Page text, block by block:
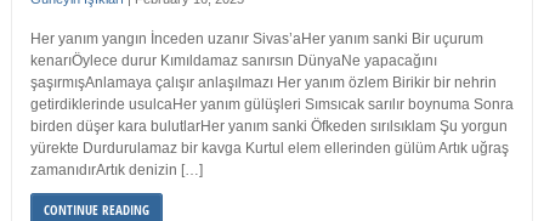
Her yanım yangın İnceden uzanır Sivas’aHer yanım sanki Bir uçurum
kenarıÖylece durur Kımıldamaz sanırsın DünyaNe yapacağını
şaşırmışAnlamaya çalışır anlaşılmazı Her yanım özlem Birikir bir nehrin
getirdiklerinde usulcaHer yanım gülüşleri Sımsıcak sarılır boynuma Sonra
birden düşer kara bulutlarHer yanım sanki Öfkeden sırılsıklam Şu yorgun
yürekte Durdurulamaz bir kavga Kurtul elem ellerinden gülüm Artık uğraş
zamanıdırArtık denizin […]
CONTINUE READING